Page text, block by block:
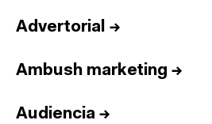
Advertorial →
Ambush marketing →
Audiencia →